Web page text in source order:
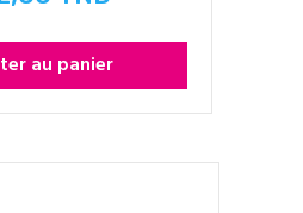
Prix
au panier